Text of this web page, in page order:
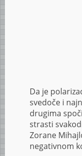
Da je
svedoče i
drugima
strasti
Zorane
negativnom